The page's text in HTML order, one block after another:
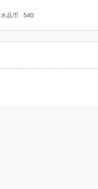
水晶币 540